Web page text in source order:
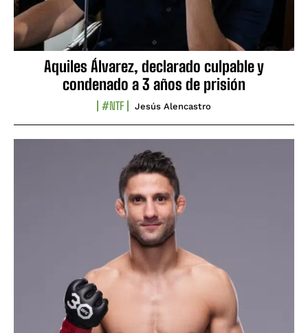
Aquiles Álvarez, declarado culpable y
condenado a 3 años de prisión
#NTF Jesús Alencastro